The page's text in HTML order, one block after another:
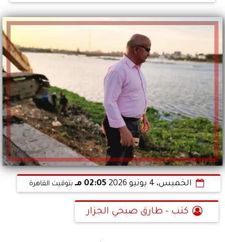
الخميس، 4 يونيو 2026 02:05 مـ بتوقيت القاهرة
كتب - طارق صبحي الجزار